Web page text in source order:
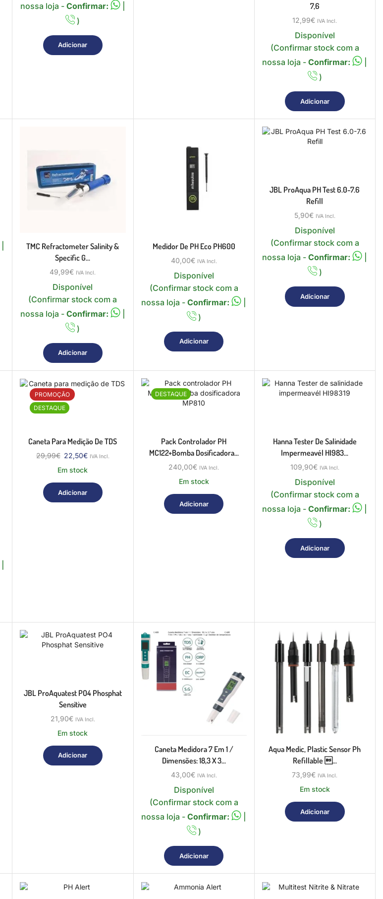
nossa loja - Confirmar:
|
)
Adicionar
7,6
12,99€ IVA Incl.
Disponível
(Confirmar stock com a
nossa loja -Confirmar:
)
Adicionar
TMC Refractometer Salinity &
Specific G...
49,99€ IVA Incl.
Disponível
(Confirmar stock com a
nossa loja - Confirmar:
|
)
Adicionar
Medidor De PH Eco PH600
40,00€ IVA Incl.
Disponível
(Confirmar stock com a
nossa loja -Confirmar:
)
Adicionar
JBL ProAqua PH Test 6.0-7.6
Refill
5,90€ IVA Incl.
Disponível
(Confirmar stock com a
nossa loja -Confirmar:
)
Adicionar
PROMOÇÃO
DESTAQUE
Caneta Para Medição De TDS
29,99€ 22,50€ IVA Incl.
Em stock
Adicionar
DESTAQUE
Pack Controlador PH
MC122+Bomba Dosificadora...
240,00€ IVA Incl.
Em stock
Adicionar
Hanna Tester De Salinidade
Impermeavél HI983...
109,90€ IVA Incl.
Disponível
(Confirmar stock com a
nossa loja -Confirmar:
)
Adicionar
JBL ProAquatest PO4 Phosphat
Sensitive
21,90€ IVA Incl.
Em stock
Adicionar
Caneta Medidora 7 Em 1 /
Dimensões: 18,3 X 3...
43,00€ IVA Incl.
Disponível
(Confirmar stock com a
nossa loja -Confirmar:
)
Adicionar
Aqua Medic, Plastic Sensor Ph
Refillable ...
73,99€ IVA Incl.
Em stock
Adicionar